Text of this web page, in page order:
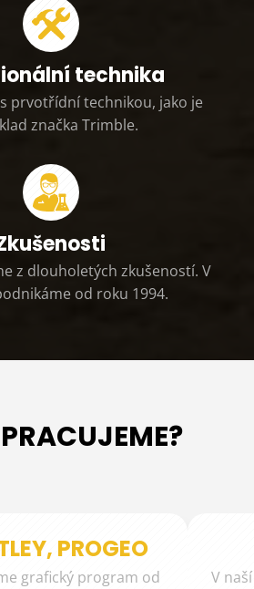
technika
prvotřídní technikou, jako je
značka Trimble.
z dlouholetých zkušeností. V
od roku 1994.
PROGEO
grafický program od
V